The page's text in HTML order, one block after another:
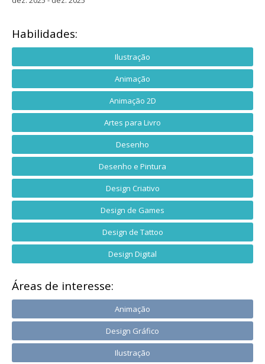
Habilidades:
Ilustração
Animação
Animação 2D
Artes para Livro
Desenho
Desenho e Pintura
Design Criativo
Design de Games
Design de Tattoo
Design Digital
Áreas de interesse:
Animação
Design Gráfico
Ilustração